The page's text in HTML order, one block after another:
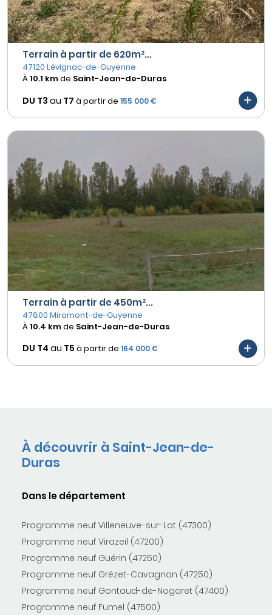
Terrain à partir de 620m²...
47120 Lévignac-de-Guyenne
À10.1 kmde Saint-Jean-de-Duras
DU T3 au T7 à partir de 155 000 €
Terrain à partir de 450m²...
47800 Miramont-de-Guyenne
À10.4 kmde Saint-Jean-de-Duras
DU T4 au T5 à partir de 164 000 €
À découvrir à Saint-Jean-de-
Duras
Dans le département
Programme neuf Villeneuve-sur-Lot (47300)
Programme neuf Virazeil (47200)
Programme neuf Guérin (47250)
Programme neuf Grézet-Cavagnan (47250)
Programme neuf Gontaud-de-Nogaret (47400)
Programme neuf Fumel (47500)